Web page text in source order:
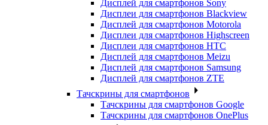
Дисплей для смартфонов Sony
Дисплеи для смартфонов Blackview
Дисплей для смартфонов Motorola
Дисплеи для смартфонов Highscreen
Дисплеи для смартфонов HTC
Дисплей для смартфонов Meizu
Дисплей для смартфонов Samsung
Дисплей для смартфонов ZTE
Тачскрины для смартфонов
Тачскрины для смартфонов Google
Тачскрины для смартфонов OnePlus